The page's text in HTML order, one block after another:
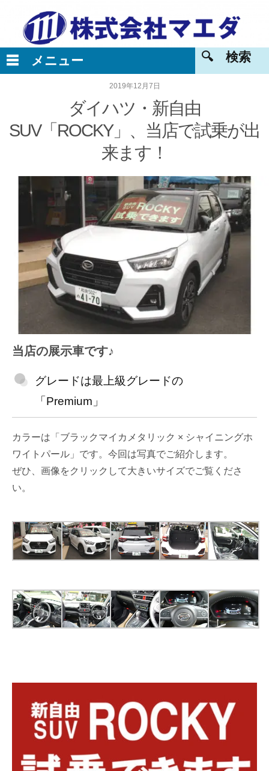
2019年12月7日
ダイハツ・新自由
SUV‎「ROCKY」、当店で試乗が出
来ます！
当店の展示車です♪
グレードは最上級グレードの
「Premium」
カラーは「ブラックマイカメタリック × シャイニングホ
ワイトパール」です。今回は写真でご紹介します。
ぜひ、画像をクリックして大きいサイズでご覧くださ
い。